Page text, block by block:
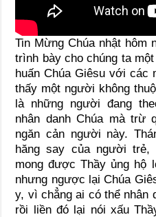
Tin Mừng Chúa nhật hôm
trình bày cho chúng ta
huấn Chúa Giêsu với các
thấy một người không
là những người đang
nhân danh Chúa mà trừ
ngăn cản người này.
hăng say của người
mong được Thầy ủng hộ
nhưng ngược lại Chúa
y, vì chẳng ai có thể nhân
rồi liền đó lại nói xấu